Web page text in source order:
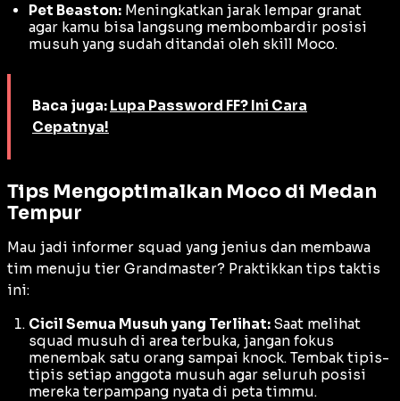
Pet Beaston: Meningkatkan jarak lempar granat
agar kamu bisa langsung membombardir posisi
musuh yang sudah ditandai oleh skill Moco.
Baca juga: Lupa Password FF? Ini Cara
Cepatnya!
Tips Mengoptimalkan Moco di Medan
Tempur
Mau jadi informer squad yang jenius dan membawa
tim menuju tier Grandmaster? Praktikkan tips taktis
ini:
Cicil Semua Musuh yang Terlihat: Saat melihat
squad musuh di area terbuka, jangan fokus
menembak satu orang sampai knock. Tembak tipis-
tipis setiap anggota musuh agar seluruh posisi
mereka terpampang nyata di peta timmu.